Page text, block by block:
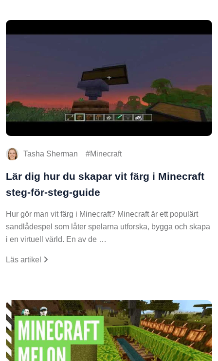
Tasha Sherman Minecraft
Lär dig hur du skapar vit färg i Minecraft
steg-för-steg-guide
Hur gör man vit färg i Minecraft? Minecraft är ett populärt
sandlådespel som låter spelarna utforska, bygga och skapa
i en virtuell värld. En av de …
Läs artikel